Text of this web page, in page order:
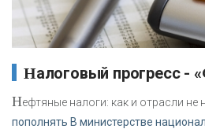
Налоговый прогресс -
Нефтяные налоги: как и отрасли не
пополнять В министерстве